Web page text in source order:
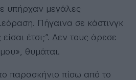
υπήρχαν μεγάλες
Πήγαινα σε κάστινγκ
έτσι;”. Δεν τους άρεσε
θυμάται.
παρασκήνιο πίσω από το